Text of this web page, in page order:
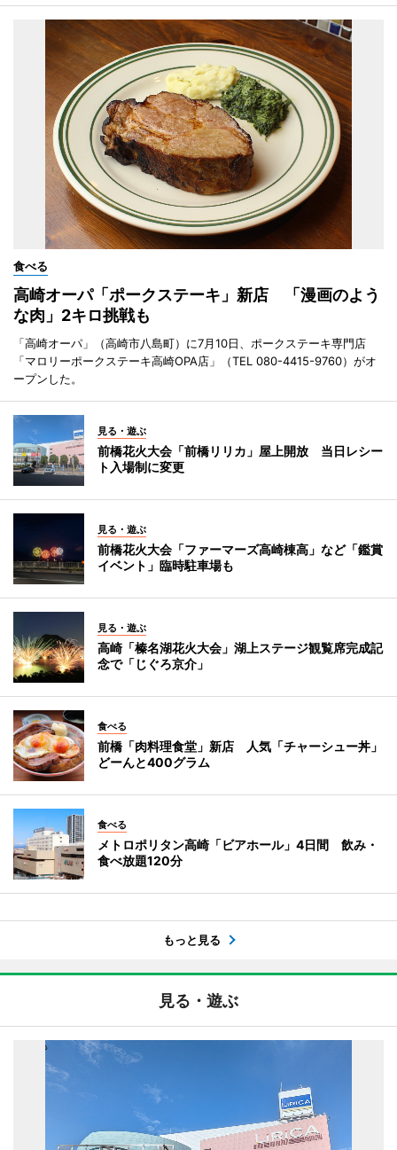
食べる
高崎オーパ「ポークステーキ」新店 「漫画のよう
な肉」2キロ挑戦も
「高崎オーパ」（高崎市八島町）に7月10日、ポークステーキ専門店
「マロリーポークステーキ高崎OPA店」（TEL 080-4415-9760）がオ
ープンした。
見る・遊ぶ
前橋花火大会「前橋リリカ」屋上開放 当日レシー
ト入場制に変更
見る・遊ぶ
前橋花火大会「ファーマーズ高崎棟高」など「鑑賞
イベント」臨時駐車場も
見る・遊ぶ
高崎「榛名湖花火大会」湖上ステージ観覧席完成記
念で「じぐろ京介」
食べる
前橋「肉料理食堂」新店 人気「チャーシュー丼」
どーんと400グラム
食べる
メトロポリタン高崎「ビアホール」4日間 飲み・
食べ放題120分
もっと見る
見る・遊ぶ